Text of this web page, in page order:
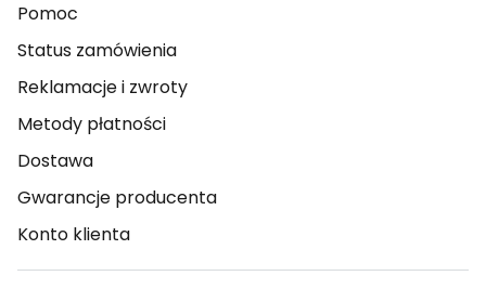
Pomoc
Status zamówienia
Reklamacje i zwroty
Metody płatności
Dostawa
Gwarancje producenta
Konto klienta